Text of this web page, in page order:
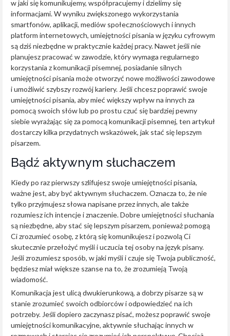
w jaki się komunikujemy, współpracujemy i dzielimy się
informacjami. W wyniku zwiększonego wykorzystania
smartfonów, aplikacji, mediów społecznościowych i innych
platform internetowych, umiejętności pisania w języku cyfrowym
są dziś niezbędne w praktycznie każdej pracy. Nawet jeśli nie
planujesz pracować w zawodzie, który wymaga regularnego
korzystania z komunikacji pisemnej, posiadanie silnych
umiejętności pisania może otworzyć nowe możliwości zawodowe
i umożliwić szybszy rozwój kariery. Jeśli chcesz poprawić swoje
umiejętności pisania, aby mieć większy wpływ na innych za
pomocą swoich słów lub po prostu czuć się bardziej pewny
siebie wyrażając się za pomocą komunikacji pisemnej, ten artykuł
dostarczy kilka przydatnych wskazówek, jak stać się lepszym
pisarzem.
Bądź aktywnym słuchaczem
Kiedy po raz pierwszy szlifujesz swoje umiejętności pisania,
ważne jest, aby być aktywnym słuchaczem. Oznacza to, że nie
tylko przyjmujesz słowa napisane przez innych, ale także
rozumiesz ich intencje i znaczenie. Dobre umiejętności słuchania
są niezbędne, aby stać się lepszym pisarzem, ponieważ pomogą
Ci zrozumieć osobę, z którą się komunikujesz i pozwolą Ci
skutecznie przełożyć myśli i uczucia tej osoby na język pisany.
Jeśli zrozumiesz sposób, w jaki myśli i czuje się Twoja publiczność,
będziesz miał większe szanse na to, że zrozumieją Twoją
wiadomość.
Komunikacja jest ulicą dwukierunkową, a dobrzy pisarze są w
stanie zrozumieć swoich odbiorców i odpowiedzieć na ich
potrzeby. Jeśli dopiero zaczynasz pisać, możesz poprawić swoje
umiejętności komunikacyjne, aktywnie słuchając innych w